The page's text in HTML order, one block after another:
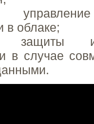
в облаке;
защиты
в случае